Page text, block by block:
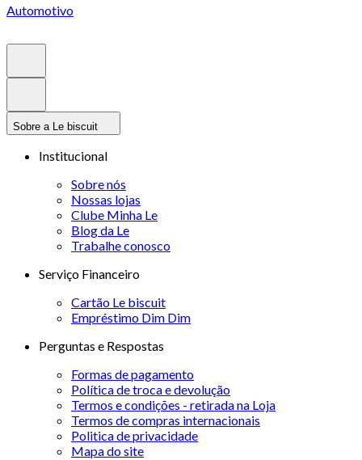
Automotivo
Sobre a Le biscuit
Institucional
Sobre nós
Nossas lojas
Clube Minha Le
Blog da Le
Trabalhe conosco
Serviço Financeiro
Cartão Le biscuit
Empréstimo Dim Dim
Perguntas e Respostas
Formas de pagamento
Política de troca e devolução
Termos e condições - retirada na Loja
Termos de compras internacionais
Politica de privacidade
Mapa do site